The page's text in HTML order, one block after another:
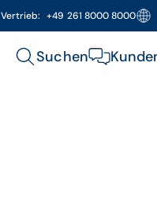
Vertrieb: +49 261 8000 8000
Suchen